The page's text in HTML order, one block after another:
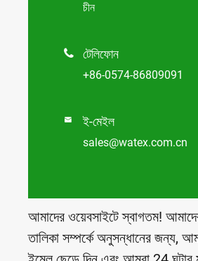
চীন
 টেলিফোন
+86-0574-86809091
 ই-মেইল
sales@watex.com.cn
আমাদের ওয়েবসাইটে স্বাগতম!
তালিকা সম্পর্কে অনুসন্ধানের জন্য,